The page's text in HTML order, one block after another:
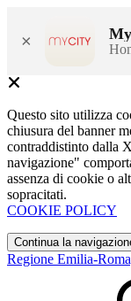
×
Questo sito utilizza
chiusura del banner
contraddistinto dalla
navigazione"
assenza di cookie o
sopracitati.
COOKIE POLICY
Continua la
Regione Emilia-